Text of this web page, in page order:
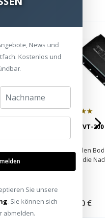
AV-
360
★★★★★
IBeam VT-
Bringt den
schont die
349,00 €
News und
Kostenlos und
Sie unsere
. Sie können sich
abmelden.